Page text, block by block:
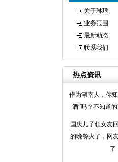
关于琳琅
业务范围
最新动态
联系我们
热点资讯
作为湖南人，你
酒”吗？不知道
国庆儿子领女友
的晚餐火了，网
了